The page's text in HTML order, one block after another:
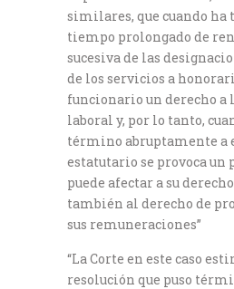
similares, que cuando ha
tiempo prolongado de
sucesiva de las
de los servicios a
funcionario un derecho a
laboral y, por lo tanto,
término abruptamente a
estatutario se provoca un
puede afectar a su
también al derecho de
sus remuneraciones”
“La Corte en este caso
resolución que puso